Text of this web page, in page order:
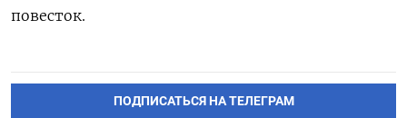
повесток.
ПОДПИСАТЬСЯ НА ТЕЛЕГРАМ